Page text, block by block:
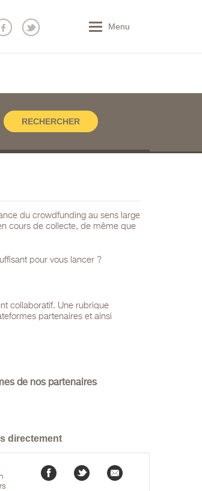
Menu
du crowdfunding au sens large
cours de collecte, de même que
pour vous lancer ?
collaboratif. Une rubrique
partenaires et ainsi
de nos partenaires
directement